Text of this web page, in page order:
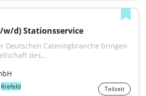
d) Stationsservice
Deutschen Cateringbranche bringen
des...
Krefeld Teilzeit